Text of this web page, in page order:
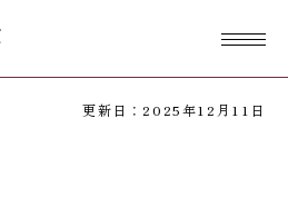
更新日：2025年12月11日